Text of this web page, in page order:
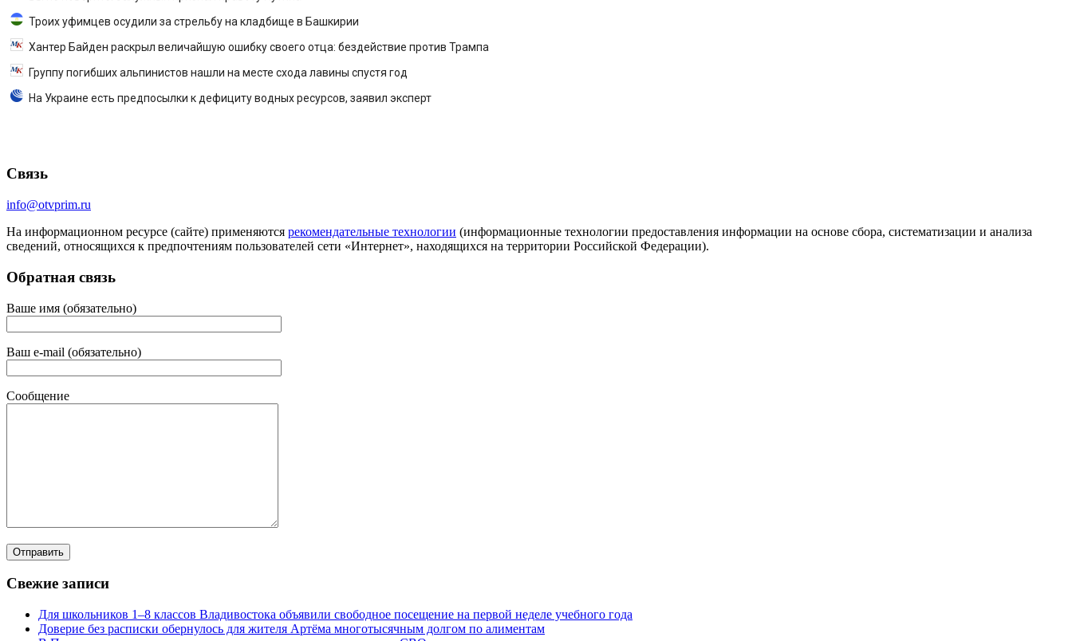
Троих уфимцев осудили за стрельбу на кладбище в Башкирии
Хантер Байден раскрыл величайшую ошибку своего отца: бездействие против Трампа
Группу погибших альпинистов нашли на месте схода лавины спустя год
На Украине есть предпосылки к дефициту водных ресурсов, заявил эксперт
Связь
info@otvprim.ru
На информационном ресурсе (сайте) применяются рекомендательные технологии (информационные технологии предоставления информации на основе сбора, систематизации и анализа
сведений, относящихся к предпочтениям пользователей сети «Интернет», находящихся на территории Российской Федерации).
Обратная связь
Ваше имя (обязательно)
Ваш e-mail (обязательно)
Сообщение
Свежие записи
Для школьников 1–8 классов Владивостока объявили свободное посещение на первой неделе учебного года
Доверие без расписки обернулось для жителя Артёма многотысячным долгом по алиментам